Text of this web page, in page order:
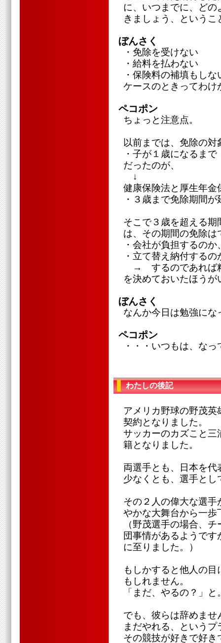
に、いつまでに、ど
きましょう、というこ
ぼんさく
・免除を受けない
・給料を払わない
・保険料の補填もしな
ケースのときってわけ
ペコポン
ちょっと注意点。
以前までは、免除の対
・子が１歳になるまで
だったのが、
↓
健康保険法と厚生年金
・３歳まで免除期間
そこで３歳を超える
は、その期間の免除は
・会社が負担するのか
・立て替え納付するの
→ するのであれば
を決めておいたほうが
ぼんさく
なんか今日は勉強にな
ペコポン
・・・いつもは、な
わたしの後記
アメリカ野球の野茂
契約となりました。
サッカーのカズこと三
籍となりました。
両選手とも、日本を
少なくとも、選手とし
その２人の偉大な選
やかな大舞台から一歩
（野茂選手の場合、
団事情があるようで
に至りました。）
もしかすると他人の
もしれません。
「まだ、やるの？」と
でも、彼らは辞めませ
まだやれる、という
その競技が好きで好